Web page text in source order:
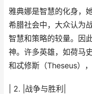
雅典娜是智慧的化身，
希腊社会中，大众认为
智慧和策略的较量。因
神。许多英雄，如荷马
和忒修斯（Theseus）
| 2. |战争与胜利|